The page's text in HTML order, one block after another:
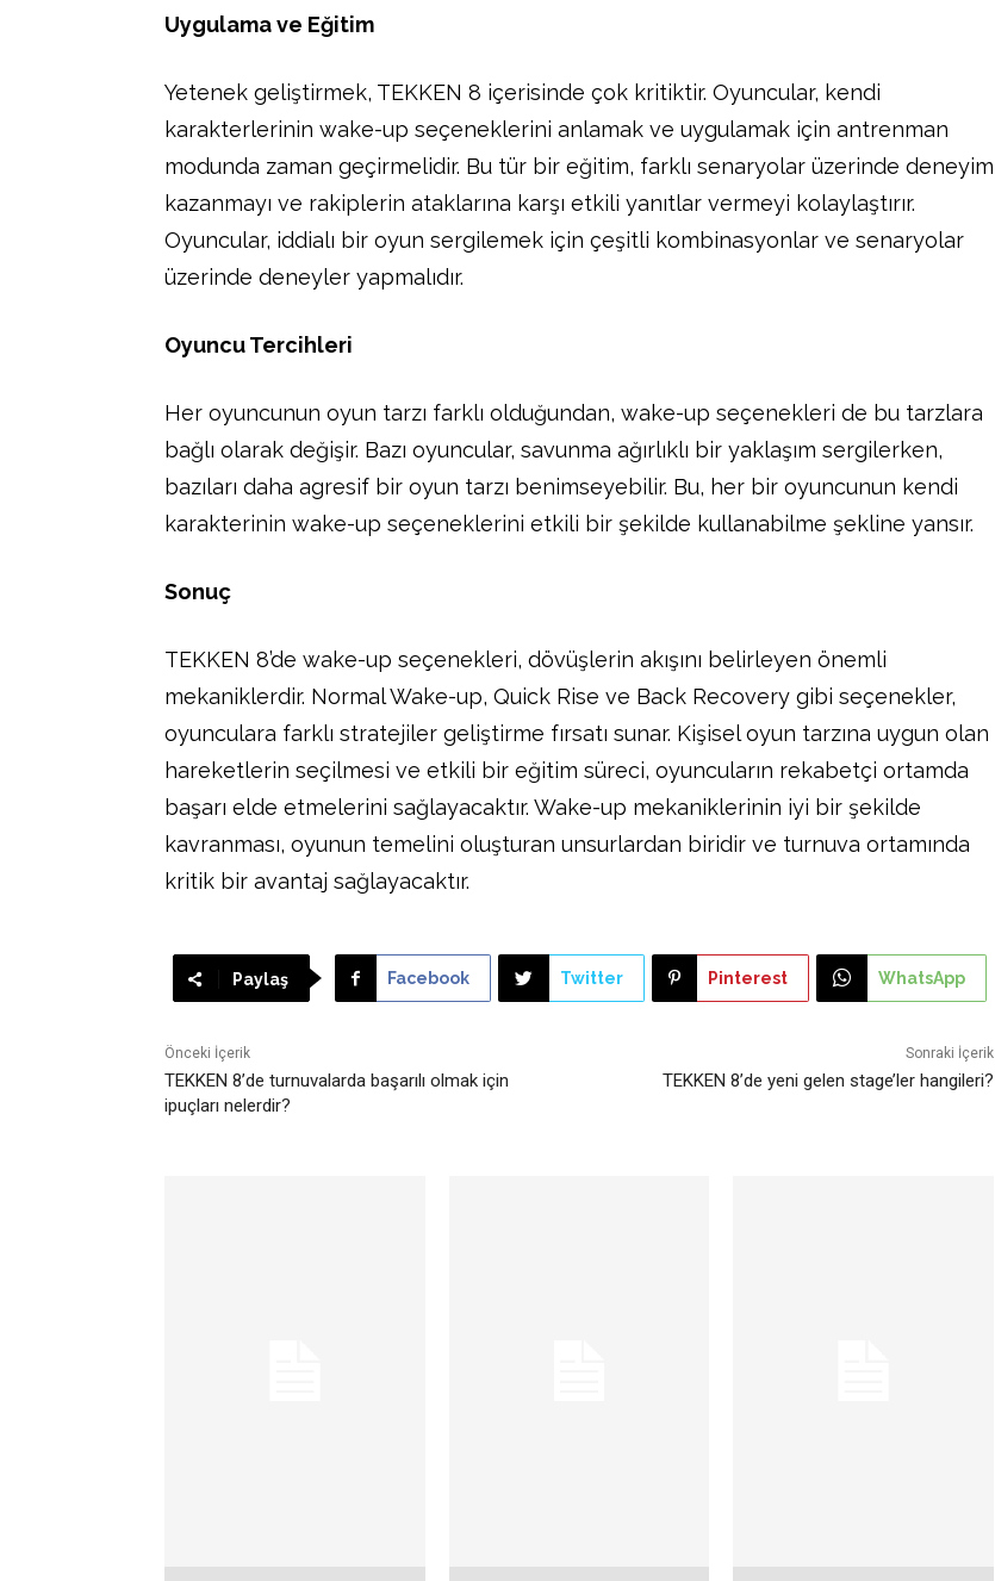
Uygulama ve Eğitim
Yetenek geliştirmek, TEKKEN 8 içerisinde çok kritiktir. Oyuncular, kendi
karakterlerinin wake-up seçeneklerini anlamak ve uygulamak için antrenman
modunda zaman geçirmelidir. Bu tür bir eğitim, farklı senaryolar üzerinde deneyim
kazanmayı ve rakiplerin ataklarına karşı etkili yanıtlar vermeyi kolaylaştırır.
Oyuncular, iddialı bir oyun sergilemek için çeşitli kombinasyonlar ve senaryolar
üzerinde deneyler yapmalıdır.
Oyuncu Tercihleri
Her oyuncunun oyun tarzı farklı olduğundan, wake-up seçenekleri de bu tarzlara
bağlı olarak değişir. Bazı oyuncular, savunma ağırlıklı bir yaklaşım sergilerken,
bazıları daha agresif bir oyun tarzı benimseyebilir. Bu, her bir oyuncunun kendi
karakterinin wake-up seçeneklerini etkili bir şekilde kullanabilme şekline yansır.
Sonuç
TEKKEN 8’de wake-up seçenekleri, dövüşlerin akışını belirleyen önemli
mekaniklerdir. Normal Wake-up, Quick Rise ve Back Recovery gibi seçenekler,
oyunculara farklı stratejiler geliştirme fırsatı sunar. Kişisel oyun tarzına uygun olan
hareketlerin seçilmesi ve etkili bir eğitim süreci, oyuncuların rekabetçi ortamda
başarı elde etmelerini sağlayacaktır. Wake-up mekaniklerinin iyi bir şekilde
kavranması, oyunun temelini oluşturan unsurlardan biridir ve turnuva ortamında
kritik bir avantaj sağlayacaktır.
Paylaş Facebook Twitter Pinterest WhatsApp
Önceki İçerik
TEKKEN 8’de turnuvalarda başarılı olmak için
ipuçları nelerdir?
Sonraki İçerik
TEKKEN 8’de yeni gelen stage’ler hangileri?